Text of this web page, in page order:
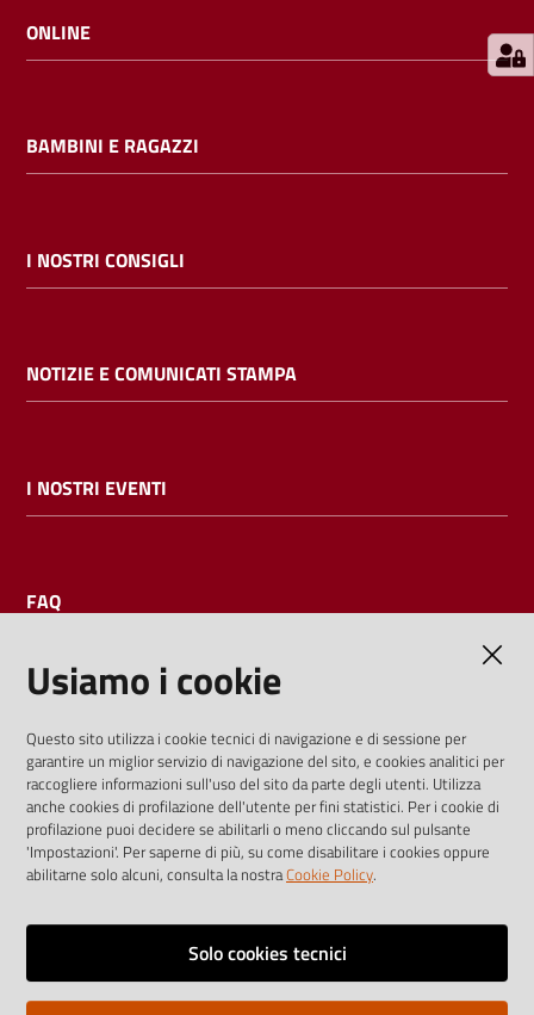
i
cataloghi
bibliotecario
ONLINE
BAMBINI E RAGAZZI
I NOSTRI CONSIGLI
NOTIZIE E COMUNICATI STAMPA
I NOSTRI EVENTI
FAQ
I dati personali pubblicati sono riutilizzabili solo alle condizioni
previste dalla direttiva comunitaria 2003/98/CE e dal d.lgs.
36/2006
Vai alla pagina
Note legali
Usiamo i cookie
Questo sito utilizza i cookie tecnici di navigazione e di sessione per
garantire un miglior servizio di navigazione del sito, e cookies analitici per
raccogliere informazioni sull'uso del sito da parte degli utenti. Utilizza
anche cookies di profilazione dell'utente per fini statistici. Per i cookie di
profilazione puoi decidere se abilitarli o meno cliccando sul pulsante
'Impostazioni'. Per saperne di più, su come disabilitare i cookies oppure
abilitarne solo alcuni, consulta la nostraCookie Policy.
Solo cookies tecnici